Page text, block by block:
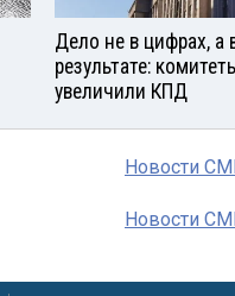
Дело не в цифрах, а
результате:
увеличили КПД
Новости
Новости